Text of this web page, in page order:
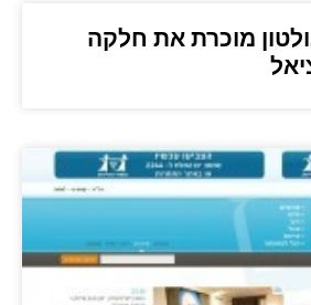
מוכרת את חלקה